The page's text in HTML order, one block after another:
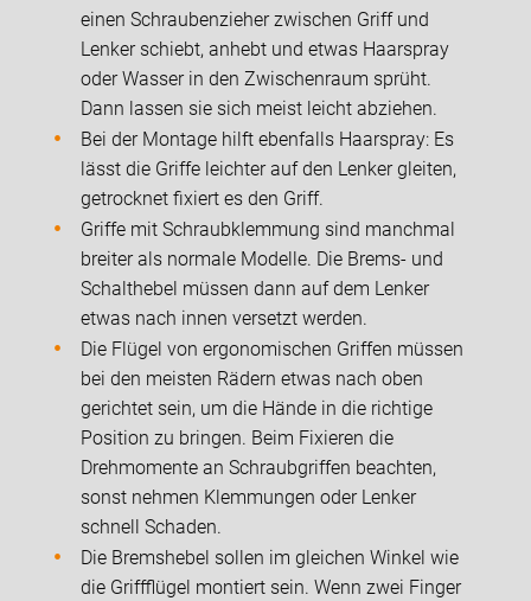
einen Schraubenzieher zwischen Griff und
Lenker schiebt, anhebt und etwas Haarspray
oder Wasser in den Zwischenraum sprüht.
Dann lassen sie sich meist leicht abziehen.
Bei der Montage hilft ebenfalls Haarspray: Es
lässt die Griffe leichter auf den Lenker gleiten,
getrocknet fixiert es den Griff.
Griffe mit Schraubklemmung sind manchmal
breiter als normale Modelle. Die Brems- und
Schalthebel müssen dann auf dem Lenker
etwas nach innen versetzt werden.
Die Flügel von ergonomischen Griffen müssen
bei den meisten Rädern etwas nach oben
gerichtet sein, um die Hände in die richtige
Position zu bringen. Beim Fixieren die
Drehmomente an Schraubgriffen beachten,
sonst nehmen Klemmungen oder Lenker
schnell Schaden.
Die Bremshebel sollen im gleichen Winkel wie
die Griffflügel montiert sein. Wenn zwei Finger